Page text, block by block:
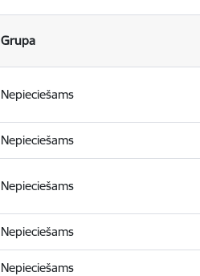
Grupa
Nepieciešams
Nepieciešams
Nepieciešams
Nepieciešams
Nepieciešams